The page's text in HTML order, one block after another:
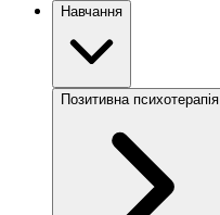
Навчання
Позитивна психотерапія